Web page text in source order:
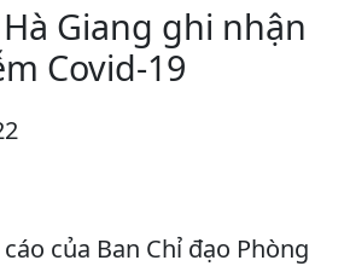
Giang ghi nhận
Covid-19
của Ban Chỉ đạo Phòng